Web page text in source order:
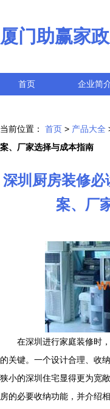
厦门助赢家
首页 企业简
当前位置： 首页 > 产品大全
案、厂家选择与成本指南
深圳厨房装修
案、厂
在深圳进行家庭装修时
的关键。一个设计合理、收
狭小的深圳住宅显得更为宽
房的必要收纳功能，并介绍